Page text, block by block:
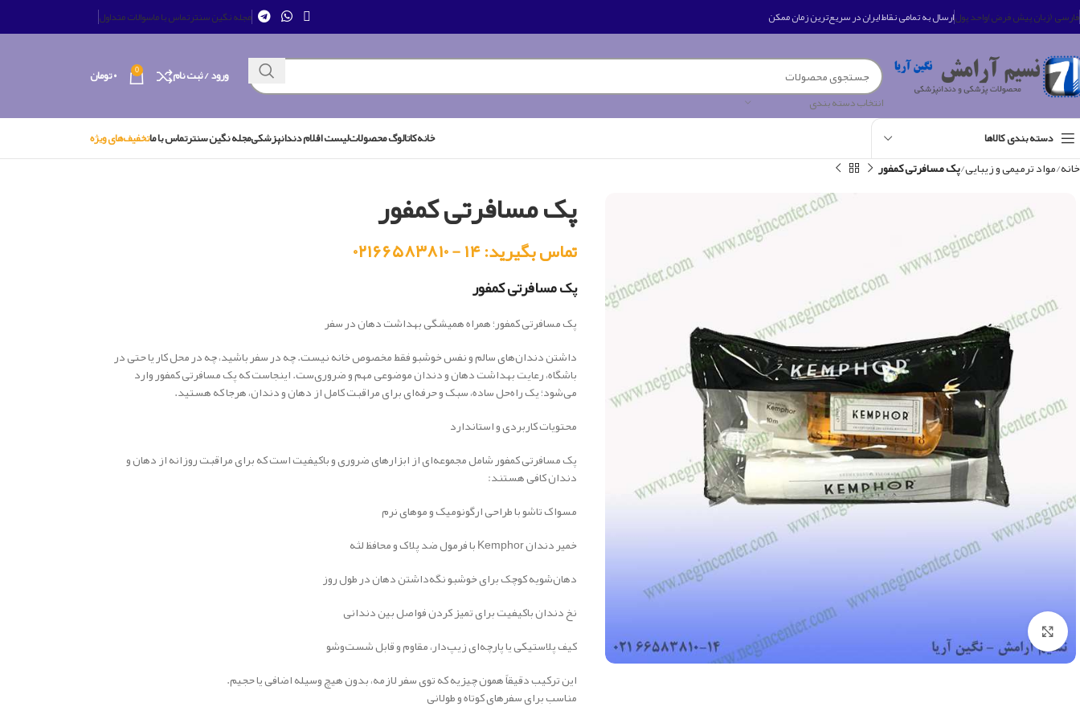
فارسی (زبان پیش فرض)واحد پولارسال به تمامی نقاط ایران در سریع‌ترین زمان ممکن مجله نگین سنترتماس با ماسوالات متداول
انتخاب دسته بندی
ورود / ثبت نام 0 ۰تومان
دسته بندی کالاها خانهکاتالوگ محصولاتلیست اقلام دندانپزشکیمجله نگین سنترتماس با ماتخفیف‌های ویژه
خانه مواد ترمیمی و زیبایی پک مسافرتی کمفور
پک مسافرتی کمفور
تماس بگیرید: ۱۴ - ۰۲۱۶۶۵۸۳۸۱۰
پک مسافرتی کمفور
پک مسافرتی کمفور؛ همراه همیشگی بهداشت دهان در سفر
داشتن دندان‌های سالم و نفس خوشبو فقط مخصوص خانه نیست. چه در سفر باشید، چه در محل کار یا حتی در
باشگاه، رعایت بهداشت دهان و دندان موضوعی مهم و ضروری‌ست. اینجاست که پک مسافرتی کمفور وارد
می‌شود؛ یک راه‌حل ساده، سبک و حرفه‌ای برای مراقبت کامل از دهان و دندان، هرجا که هستید.
محتویات کاربردی و استاندارد
پک مسافرتی کمفور شامل مجموعه‌ای از ابزارهای ضروری و باکیفیت است که برای مراقبت روزانه از دهان و
دندان کافی هستند:
مسواک تاشو با طراحی ارگونومیک و موهای نرم
خمیر دندان Kemphor با فرمول ضد پلاک و محافظ لثه
دهان‌شویه کوچک برای خوشبو نگه‌داشتن دهان در طول روز
نخ دندان باکیفیت برای تمیز کردن فواصل بین دندانی
کیف پلاستیکی یا پارچه‌ای زیپ‌دار، مقاوم و قابل شست‌وشو
این ترکیب دقیقاً همون چیزیه که توی سفر لازمه، بدون هیچ وسیله اضافی یا حجیم.
مناسب برای سفرهای کوتاه و طولانی